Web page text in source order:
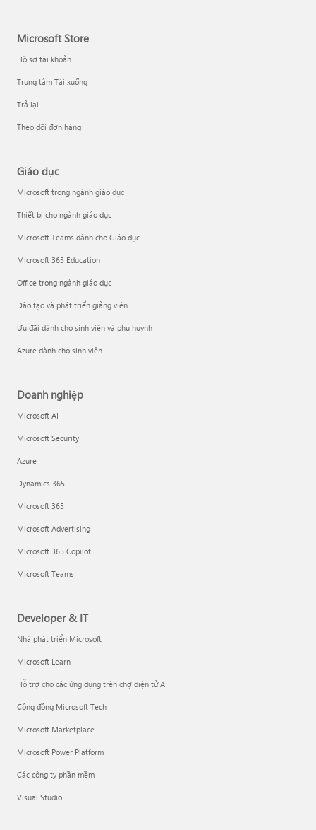
Microsoft Store
Hồ sơ tài khoản
Trung tâm Tải xuống
Trả lại
Theo dõi đơn hàng
Giáo dục
Microsoft trong ngành giáo dục
Thiết bị cho ngành giáo dục
Microsoft Teams dành cho Giáo dục
Microsoft 365 Education
Office trong ngành giáo dục
Đào tạo và phát triển giảng viên
Ưu đãi dành cho sinh viên và phụ huynh
Azure dành cho sinh viên
Doanh nghiệp
Microsoft AI
Microsoft Security
Azure
Dynamics 365
Microsoft 365
Microsoft Advertising
Microsoft 365 Copilot
Microsoft Teams
Developer & IT
Nhà phát triển Microsoft
Microsoft Learn
Hỗ trợ cho các ứng dụng trên chợ điện tử AI
Cộng đồng Microsoft Tech
Microsoft Marketplace
Microsoft Power Platform
Các công ty phần mềm
Visual Studio